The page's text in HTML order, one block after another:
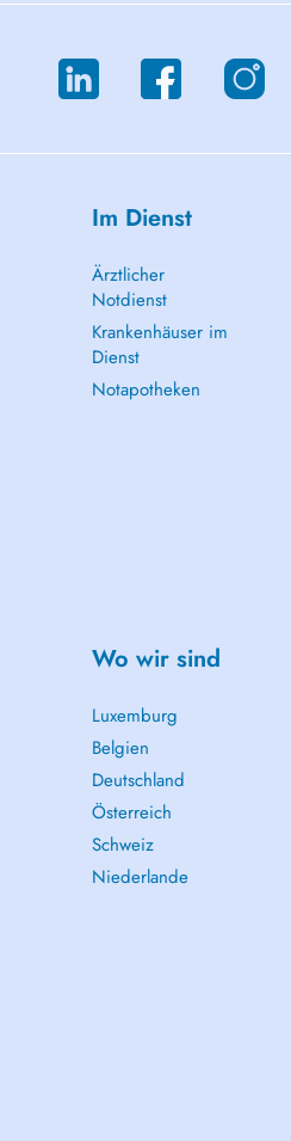
Im Dienst
Ärztlicher
Notdienst
Krankenhäuser im
Dienst
Notapotheken
Wo wir sind
Luxemburg
Belgien
Deutschland
Österreich
Schweiz
Niederlande